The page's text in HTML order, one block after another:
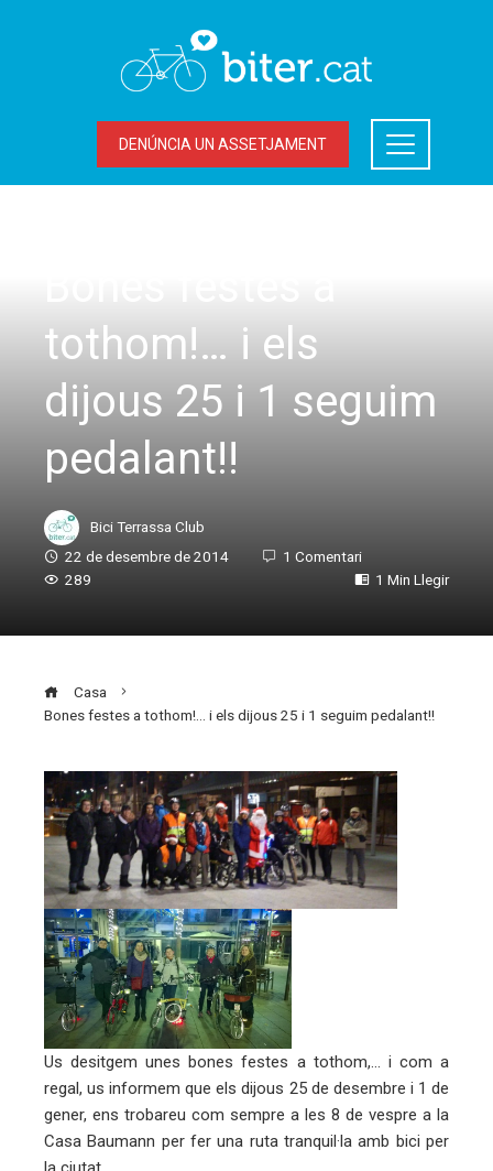
DENÚNCIA UN ASSETJAMENT
tothom!… i els
dijous 25 i 1 seguim
pedalant!!
Bici Terrassa Club
22 de desembre de 2014
1 Comentari
289
1 Min Llegir
Casa
Bones festes a tothom!… i els dijous 25 i 1 seguim pedalant!!
Us desitgem unes bones festes a tothom,… i com a
regal, us informem que els dijous 25 de desembre i 1 de
gener, ens trobareu com sempre a les 8 de vespre a la
Casa Baumann per fer una ruta tranquil·la amb bici per